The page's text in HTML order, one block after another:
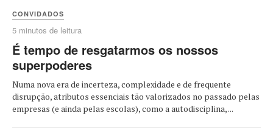
CONVIDADOS
5 minutos de leitura
É tempo de resgatarmos os nossos
superpoderes
Numa nova era de incerteza, complexidade e de frequente
disrupção, atributos essenciais tão valorizados no passado pelas
empresas (e ainda pelas escolas), como a autodisciplina, ...